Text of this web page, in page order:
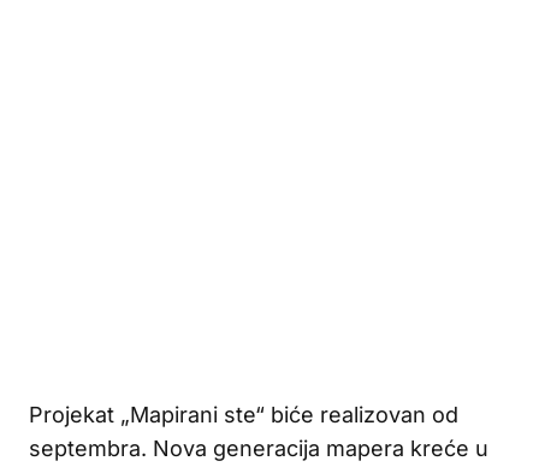
Projekat „Mapirani ste“ biće realizovan od
septembra. Nova generacija mapera kreće u